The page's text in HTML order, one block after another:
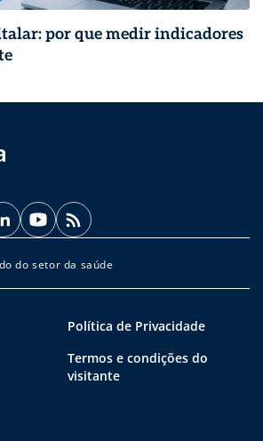
por que medir indicadores
do setor da saúde
Política de Privacidade
Termos e condições do
visitante